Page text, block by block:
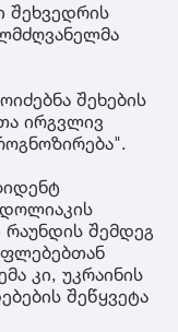
შეხვედრის
შეხების
ირგვლივ
რაუნდის შემდეგ
კი, უკრაინის
შეწყვეტა